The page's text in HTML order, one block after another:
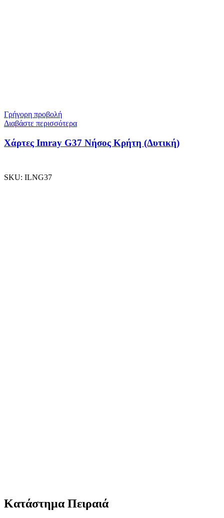
Γρήγορη προβολή
Διαβάστε περισσότερα
Χάρτες Imray G37 Νήσος Κρήτη (Δυτική)
SKU: ILNG37
Κατάστημα Πειραιά